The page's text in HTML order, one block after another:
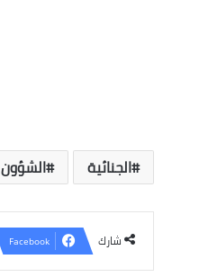
الجنائية الشؤون
شارك Facebook